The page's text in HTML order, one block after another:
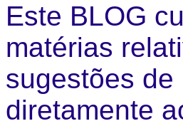
Este BLOG
matérias
sugestões
diretamente